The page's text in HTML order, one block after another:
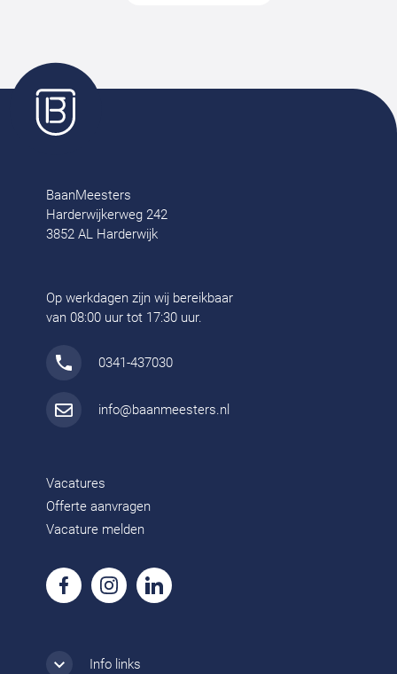
BaanMeesters
Harderwijkerweg 242
3852 AL Harderwijk
Op werkdagen zijn wij bereikbaar
van 08:00 uur tot 17:30 uur.
0341-437030
info@baanmeesters.nl
Vacatures
Offerte aanvragen
Vacature melden
Info links